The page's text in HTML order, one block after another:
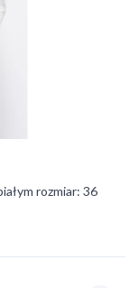
rozmiar: 36